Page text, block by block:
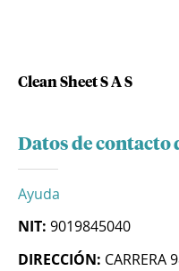
Clean Sheet S A S
Datos de contacto
Ayuda
NIT: 9019845040
DIRECCIÓN: CARRERA